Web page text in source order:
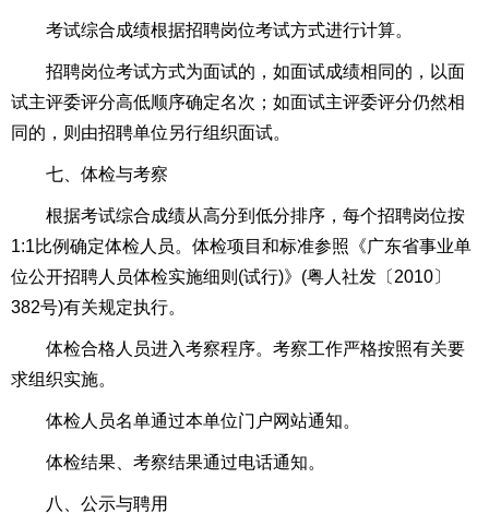
考试综合成绩根据招聘岗位考试方式进行计算。
招聘岗位考试方式为面试的，如面试成绩相同的，以面
试主评委评分高低顺序确定名次；如面试主评委评分仍然相
同的，则由招聘单位另行组织面试。
七、体检与考察
根据考试综合成绩从高分到低分排序，每个招聘岗位按
1:1比例确定体检人员。体检项目和标准参照《广东省事业单
位公开招聘人员体检实施细则(试行)》(粤人社发〔2010〕
382号)有关规定执行。
体检合格人员进入考察程序。考察工作严格按照有关要
求组织实施。
体检人员名单通过本单位门户网站通知。
体检结果、考察结果通过电话通知。
八、公示与聘用